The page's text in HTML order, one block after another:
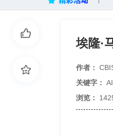
埃隆·
作者：
关键字： AI
浏览：